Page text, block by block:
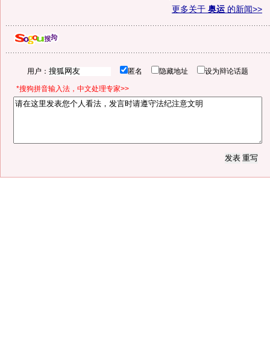
更多关于 奥运 的新闻>>
用户： 匿名 隐藏地址 设为辩论话题
*搜狗拼音输入法，中文处理专家>>